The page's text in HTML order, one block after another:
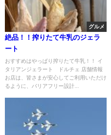
グルメ
絶品！！搾りたて牛乳のジェラ
ート
おすすめはやっぱり搾りたて牛乳！！ イ
タリアンジェラート ドルチェ 店舗情報
お店は、皆さまが安心してご利用いただけ
るように、バリアフリー設計...